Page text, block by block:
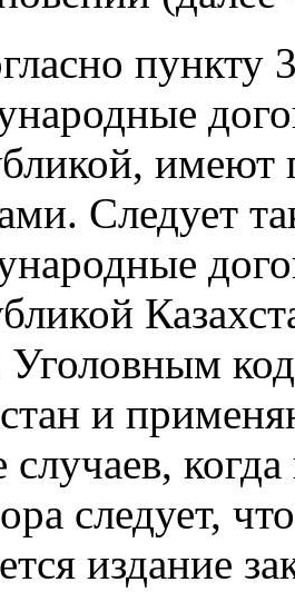
пункту
имеют
Следует
Уголовным
и
случаев,
следует,
издание